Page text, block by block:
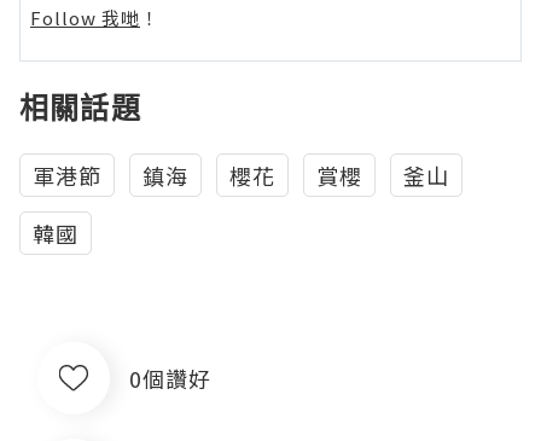
Follow 我哋 ！
相關話題
軍港節 鎮海 櫻花 賞櫻
釜山
韓國
0個讚好